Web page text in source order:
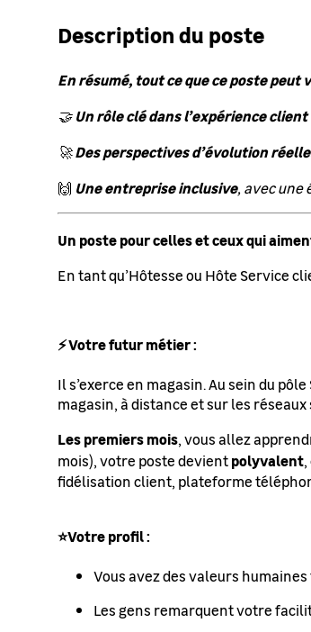
Description du poste
En résumé, tout ce que ce poste peut
🤝Un rôle clé dans l’expérience client
🚀Des perspectives d’évolution
🙌 Une entreprise inclusive, avec une
Un poste pour celles et ceux qui
En tant qu’Hôtesse ou Hôte Service
⚡ Votre futur métier :
Il s’exerce en magasin. Au sein du
magasin, à distance et sur les
Les premiers mois, vous allez
mois), votre poste devientpolyvalent
fidélisation client, plateforme
⭐Votre profil :
Vous avez des valeurs
Les gens remarquent votre